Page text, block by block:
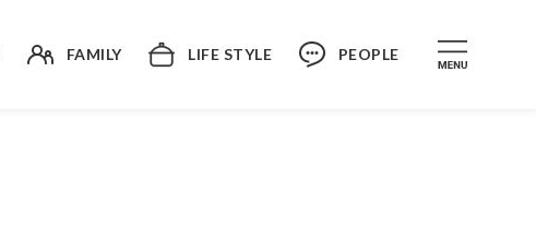
FAMILY LIFE STYLE PEOPLE